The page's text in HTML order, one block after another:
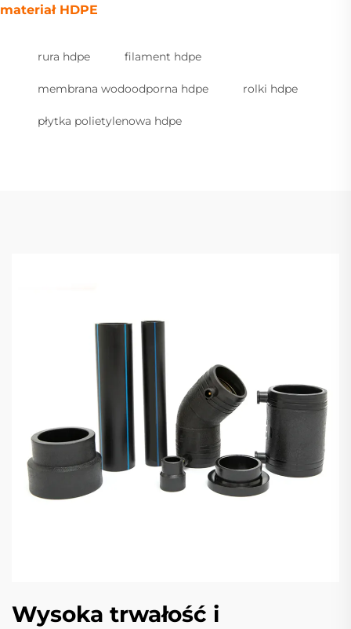
materiał HDPE
rura hdpe filament hdpe
membrana wodoodporna hdpe rolki hdpe
płytka polietylenowa hdpe
Wysoka trwałość i